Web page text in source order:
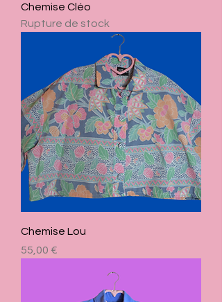
Chemise Cléo
Rupture de stock
Chemise Lou
Prix
55,00 €